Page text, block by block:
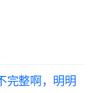
完整啊，明明